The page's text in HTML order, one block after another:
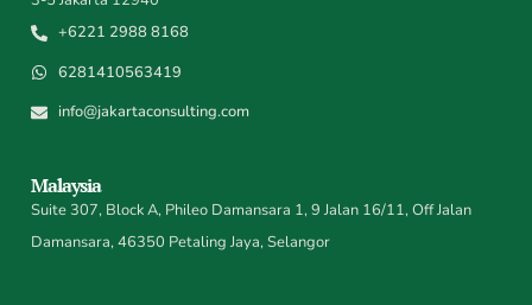
+6221 2988 8168
6281410563419
info@jakartaconsulting.com
Malaysia
Suite 307, Block A, Phileo Damansara 1, 9 Jalan 16/11, Off Jalan
Damansara, 46350 Petaling Jaya, Selangor